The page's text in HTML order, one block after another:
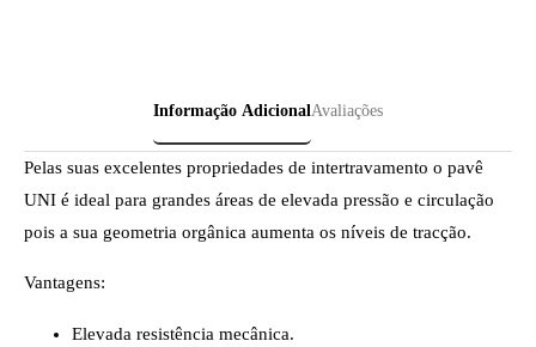
Informação AdicionalAvaliações
Pelas suas excelentes propriedades de intertravamento o pavê
UNI é ideal para grandes áreas de elevada pressão e circulação
pois a sua geometria orgânica aumenta os níveis de tracção.
Vantagens:
Elevada resistência mecânica.